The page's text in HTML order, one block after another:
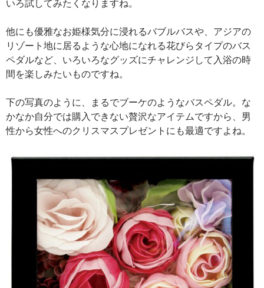
いろ試してみたくなりますね。
他にも優雅なお姫様気分に浸れるバブルバスや、アジアの
リゾート地に居るような心地になれる花びらタイプのバス
ペダルなど、いろいろなグッズにチャレンジして入浴の時
間を楽しみたいものですね。
下の写真のように、まるでブーケのようなバスペダル。な
かなか自分では購入できない贅沢なアイテムですから、男
性から女性へのクリスマスプレゼントにも最適ですよね。